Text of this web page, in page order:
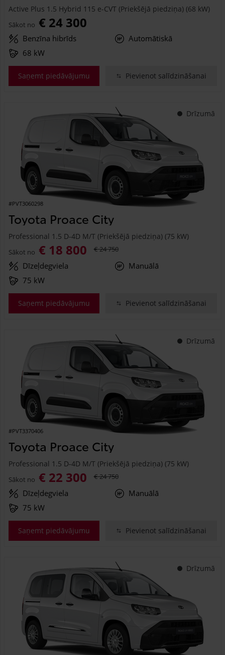
Active Plus 1.5 Hybrid 115 e-CVT (Priekšējā piedziņa) (68 kW)
Sākot no € 24 300
Benzīna hibrīds
Automātiskā
68 kW
Saņemt piedāvājumu Pievienot salīdzināšanai
Drīzumā
#PVT3060298
Toyota Proace City
Professional 1.5 D-4D M/T (Priekšējā piedziņa) (75 kW)
Sākot no € 18 800 € 24 750
Dīzeļdegviela
Manuālā
75 kW
Saņemt piedāvājumu Pievienot salīdzināšanai
Drīzumā
#PVT3370406
Toyota Proace City
Professional 1.5 D-4D M/T (Priekšējā piedziņa) (75 kW)
Sākot no € 22 300 € 24 750
Dīzeļdegviela
Manuālā
75 kW
Saņemt piedāvājumu Pievienot salīdzināšanai
Drīzumā